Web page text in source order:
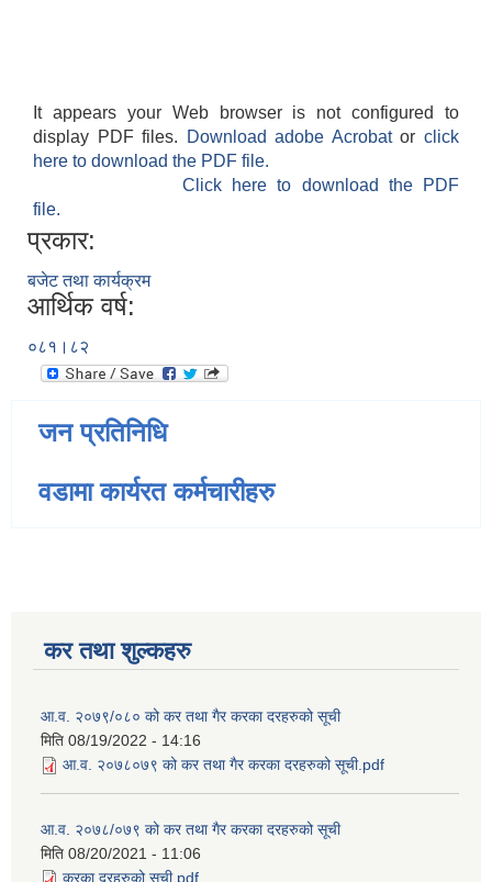
It appears your Web browser is not configured to
display PDF files.
Download adobe Acrobatorclick
here to download the PDF file.
Click here to download the PDF
file.
प्रकार:
बजेट तथा कार्यक्रम
आर्थिक वर्ष:
०८१।८२
जन प्रतिनिधि
वडामा कार्यरत कर्मचारीहरु
कर तथा शुल्कहरु
आ.व. २०७९/०८० को कर तथा गैर करका दरहरुको सूची
मिति 08/19/2022 - 14:16
आ.व. २०७८०७९ को कर तथा गैर करका दरहरुको सूची.pdf
आ.व. २०७८/०७९ को कर तथा गैर करका दरहरुको सूची
मिति 08/20/2021 - 11:06
करका दरहरुको सूची.pdf